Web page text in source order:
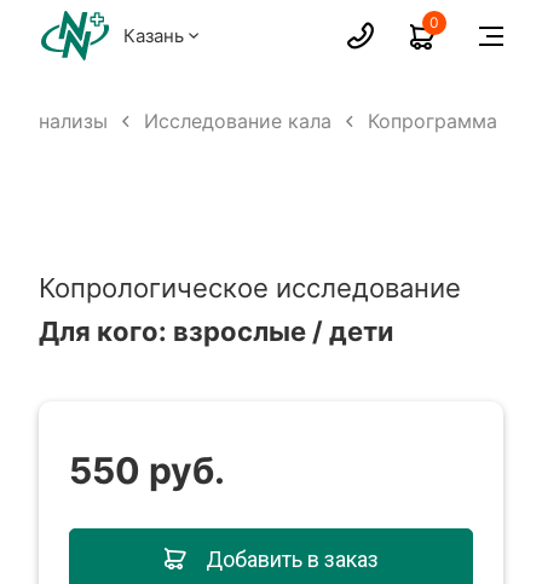
Казань
0
Анализы Исследование кала Копрограмма
Копрологическое исследование
Для кого: взрослые / дети
550 руб.
Добавить в заказ